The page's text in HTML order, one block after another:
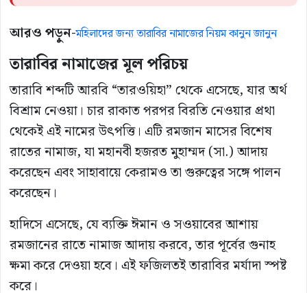
আরও পড়ুন-মহিলাদের জন্য তারাবির নামাজের নিয়ম কানুন জানুন
তারাবির নামাজের মূল পরিচয়
তারাবি শব্দটি আরবি “তারওয়িহা” থেকে এসেছে, যার অর্থ
বিশ্রাম নেওয়া। চার রাকাত পরপর বিরতি নেওয়ার প্রথা
থেকেই এই নামের উৎপত্তি। এটি রমজান মাসের বিশেষ
রাতের নামাজ, যা মহানবী হজরত মুহাম্মদ (সা.) আদায়
করেছেন এবং সাহাবায়ে কেরামও তা গুরুত্বের সঙ্গে পালন
করেছেন।
হাদিসে এসেছে, যে ব্যক্তি ঈমান ও সওয়াবের আশায়
রমজানের রাতে নামাজ আদায় করবে, তার পূর্বের গুনাহ
ক্ষমা করে দেওয়া হবে। এই ফজিলতই তারাবির মর্যাদা স্পষ্ট
করে।